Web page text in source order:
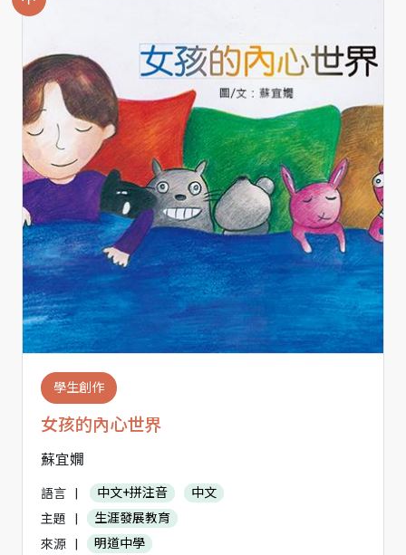
學生創作
女孩的內心世界
蘇宜嫺
語言 | 中文+拼注音
中文
主題
|
生涯發展教育
來源
| 明道中學